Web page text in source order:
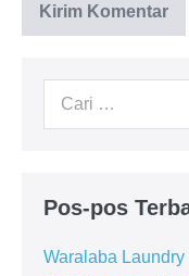
Pencarian
Pos-pos
Waralaba